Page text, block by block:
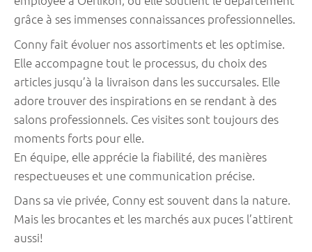
grâce à ses immenses connaissances professionnelles.
Conny fait évoluer nos assortiments et les optimise.
Elle accompagne tout le processus, du choix des
articles jusqu’à la livraison dans les succursales. Elle
adore trouver des inspirations en se rendant à des
salons professionnels. Ces visites sont toujours des
moments forts pour elle.
En équipe, elle apprécie la fiabilité, des manières
respectueuses et une communication précise.
Dans sa vie privée, Conny est souvent dans la nature.
Mais les brocantes et les marchés aux puces l’attirent
aussi!